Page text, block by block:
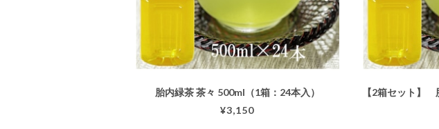
胎内緑茶 茶々 500ml（1箱：24本入）
¥3,150